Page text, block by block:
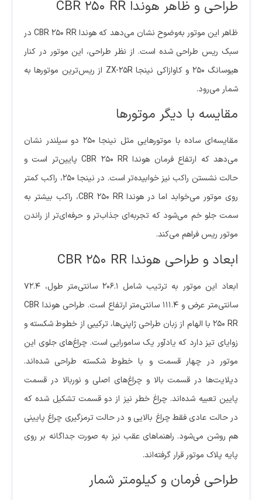
طراحی و ظاهر هوندا CBR 250 RR
ظاهر این موتور به‌وضوح نشان می‌دهد که هوندا CBR 250 RR در
سبک ریس طراحی شده است. از نظر طراحی، این موتور در کنار
هیوسانگ 250 و کاوازاکی نینجا ZX-25R از ریس‌ترین موتورها به
شمار می‌رود.
مقایسه با دیگر موتورها
مقایسه‌ای ساده با موتورهایی مثل نینجا 250 دو سیلندر نشان
می‌دهد که ارتفاع فرمان هوندا CBR 250 RR پایین‌تر است و
حالت نشستن راکب نیز خوابیده‌تر است. در نینجا 250، راکب کمتر
روی موتور می‌خوابد اما در هوندا CBR 250 RR، راکب بیشتر به
سمت جلو خم می‌شود که تجربه‌ای جذاب‌تر و حرفه‌ای‌تر از راندن
موتور ریس فراهم می‌کند.
ابعاد و طراحی هوندا CBR 250 RR
ابعاد این موتور به ترتیب شامل 206.1 سانتی‌متر طول، 72.4
سانتی‌متر عرض و 111.4 سانتی‌متر ارتفاع است. طراحی هوندا CBR
250 RR با الهام از زبان طراحی ژاپنی‌ها، ترکیبی از خطوط شکسته و
زوایای تیز دارد که یادآور یک سامورایی است. چراغ‌های جلوی این
موتور در چهار قسمت و با خطوط شکسته طراحی شده‌اند.
دیلایت‌ها در قسمت بالا و چراغ‌های اصلی و نوربالا در قسمت
پایین تعبیه شده‌اند. چراغ خطر نیز از دو قسمت تشکیل شده که
در حالت عادی فقط چراغ بالایی و در حالت ترمزگیری چراغ پایینی
هم روشن می‌شود. راهنماهای عقب نیز به صورت جداگانه بر روی
پایه پلاک موتور قرار گرفته‌اند.
طراحی فرمان و کیلومتر شمار